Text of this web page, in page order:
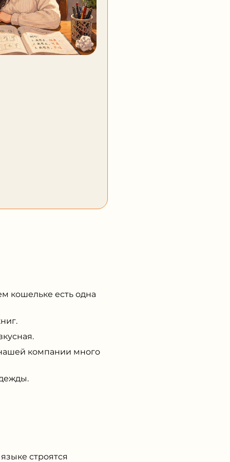
кошельке есть одна
компании много
строятся